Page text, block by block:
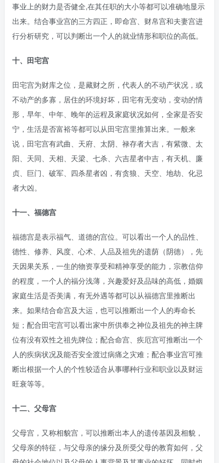
事业上的财力是否健全,在其任职的大小等都可以准确地显示
出来。结合事业宫的三方四正，即命宫、财帛宫和夫妻宫进
行分析研究，可以判断出一个人的就业情形和职位的高低。
十、田宅宫
田宅宫为财库之位，是藏财之所，代表人的不动产状况，或
不动产的多寡，居住的环境好坏，田宅有无变动，变动的情
形，早年、中年、晚年的运程及家庭状况如何，全家是否安
宁，生活是否富裕等都可以从田宅宫里推算出来。一般来
说，田宅宫有武曲、天府、太阴、禄存者大吉，有紫微、太
阳、天同、天相、天梁、七杀、六吉星者中吉，有天机、廉
贞、巨门、破军、四杀星者凶，有贪狼、天空、地劫、化忌
者大凶。
十一、福德宫
福德宫是表示福气、道德的宫位。可以看出一个人的品性、
德性、修养、风度、心术、人品及祖先的遗荫（阴德），先
天因果关系，一生的物资享受和精神享受的能力，宗教信仰
的程度，一个人的福分浅薄，兴趣爱好及品味的高低，婚姻
家庭生活是否美满，有无外遇等都可以从福德宫里推断出
来。如果结合命宫及大运，也可以推断出一个人的寿命长
短；配合田宅宫可以看出家中所供奉之神位及祖先的神主牌
位有没有双性之祖先牌位；配合命宫、疾厄宫可推断出一个
人的疾病状况及能否安全渡过病痛之灾难；配合事业宫可推
断出根据一个人的个性较适合从事哪种行业和职业以及财运
旺衰等等。
十二、父母宫
父母宫，又称相貌宫，可以推断出本人的遗传基因及相貌，
父母亲的特征，与父母亲的缘分及所受父母的教育如何，父